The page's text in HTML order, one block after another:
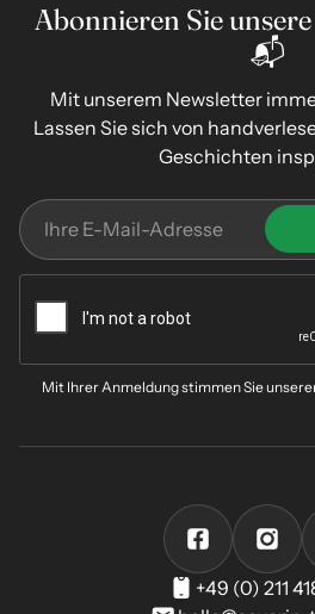
Abonnieren Sie
📬
Mit unserem Newsletter
Lassen Sie sich von
Geschichten
Mit Ihrer Anmeldung stimmen Sie
+49 (0) 211